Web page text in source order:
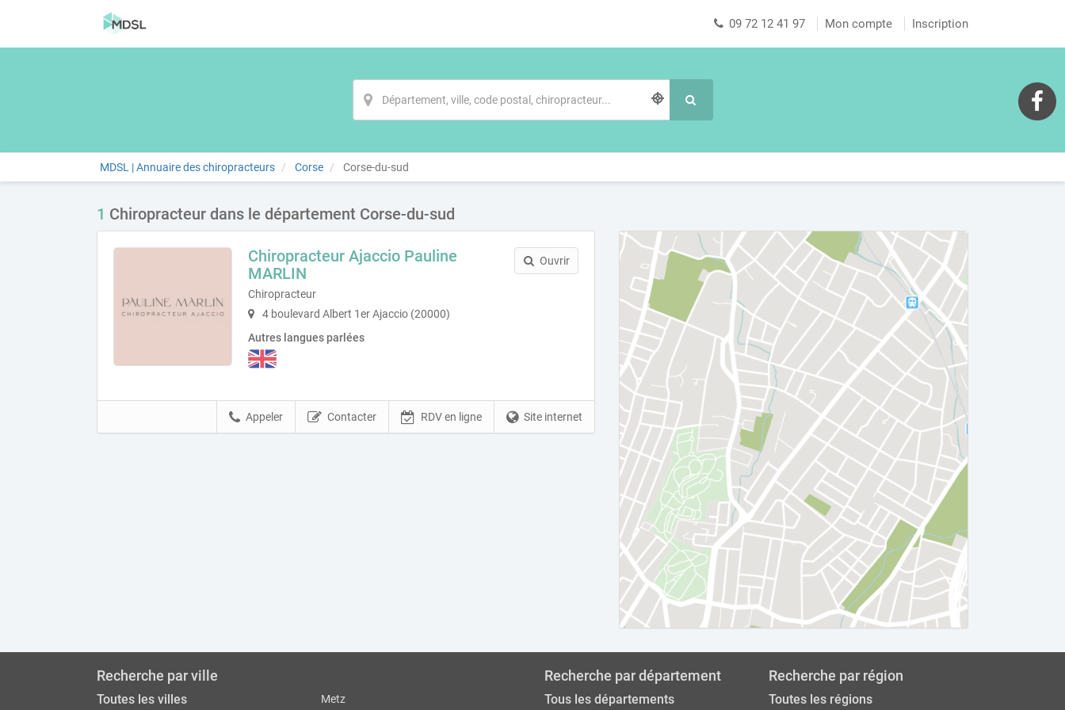
09 72 12 41 97 Mon compte Inscription
MDSL | Annuaire des chiropracteurs Corse Corse-du-sud
1 Chiropracteur dans le département Corse-du-sud
Chiropracteur Ajaccio Pauline
MARLIN
Chiropracteur
4 boulevard Albert 1er Ajaccio (20000)
Autres langues parlées
Ouvrir
Site internet
RDV en ligne
Contacter
Appeler
Recherche par ville
Toutes les villes
Metz
Recherche par département
Tous les départements
Recherche par région
Toutes les régions